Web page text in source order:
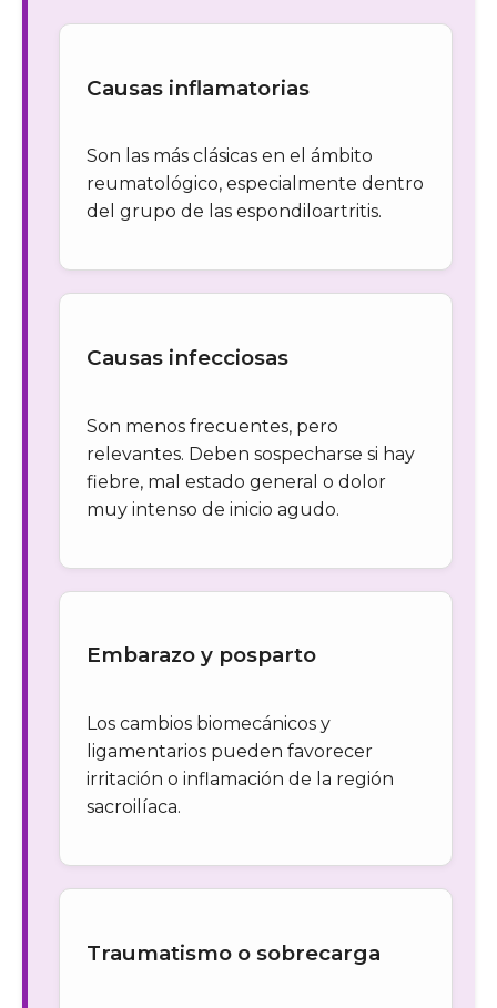
Causas inflamatorias
Son las más clásicas en el ámbito
reumatológico, especialmente dentro
del grupo de las espondiloartritis.
Causas infecciosas
Son menos frecuentes, pero
relevantes. Deben sospecharse si hay
fiebre, mal estado general o dolor
muy intenso de inicio agudo.
Embarazo y posparto
Los cambios biomecánicos y
ligamentarios pueden favorecer
irritación o inflamación de la región
sacroilíaca.
Traumatismo o sobrecarga